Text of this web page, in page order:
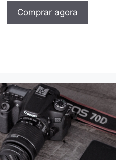
Comprar agora